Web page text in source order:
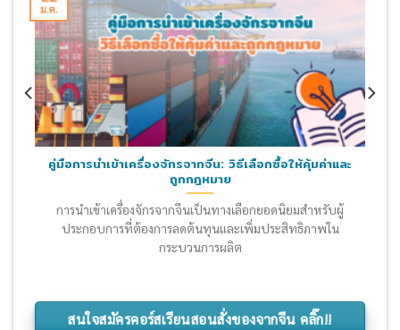
คู่มือการนำเข้าเครื่องจักรจากจีน: วิธีเลือกซื้อให้คุ้มค่าและ
ถูกกฎหมาย
การนำเข้าเครื่องจักรจากจีนเป็นทางเลือกยอดนิยมสำหรับผู้
ประกอบการที่ต้องการลดต้นทุนและเพิ่มประสิทธิภาพใน
กระบวนการผลิต
ม.ค.
สนใจสมัครคอร์สเรียนสอนสั่งของจากจีน คลิ๊ก!!